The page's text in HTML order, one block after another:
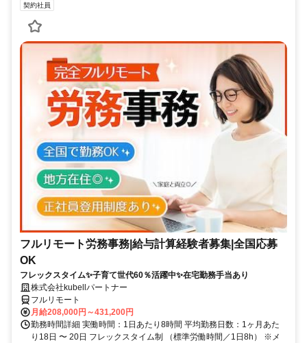
契約社員
フルリモート労務事務|給与計算経験者募集|全国応募
OK
フレックスタイム✨子育て世代60％活躍中✨在宅勤務手当あり
株式会社kubellパートナー
フルリモート
月給208,000円～431,200円
勤務時間詳細 実働時間：1日あたり8時間 平均勤務日数：1ヶ月あた
り18日 〜 20日 フレックスタイム制 （標準労働時間／1日8h） ※メ